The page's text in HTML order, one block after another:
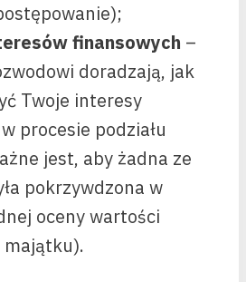
finansowych –
doradzają, jak
Twoje interesy
procesie podziału
jest, aby żadna ze
pokrzywdzona w
oceny wartości
majątku).